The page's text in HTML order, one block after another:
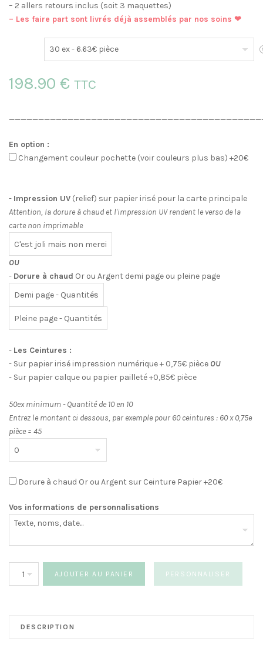
– 2 allers retours inclus (soit 3 maquettes)
– Les faire part sont livrés déjà assemblés par nos soins ❤
198.90 € TTC
En option :
Changement couleur pochette (voir couleurs plus bas) +20€
- Impression UV (relief) sur papier irisé pour la carte principale
Attention, la dorure à chaud et l'impression UV rendent le verso de la
carte non imprimable
OU
- Dorure à chaud Or ou Argent demi page ou pleine page
- Les Ceintures :
- Sur papier irisé impression numérique + 0,75€ pièce OU
- Sur papier calque ou papier pailleté +0,85€ pièce
50ex minimum - Quantité de 10 en 10
Entrez le montant ci dessous, par exemple pour 60 ceintures : 60 x 0,75e
pièce = 45
Dorure à chaud Or ou Argent sur Ceinture Papier +20€
Vos informations de personnalisations
Ciselé
AJOUTER AU PANIER PERSONNALISER
DESCRIPTION